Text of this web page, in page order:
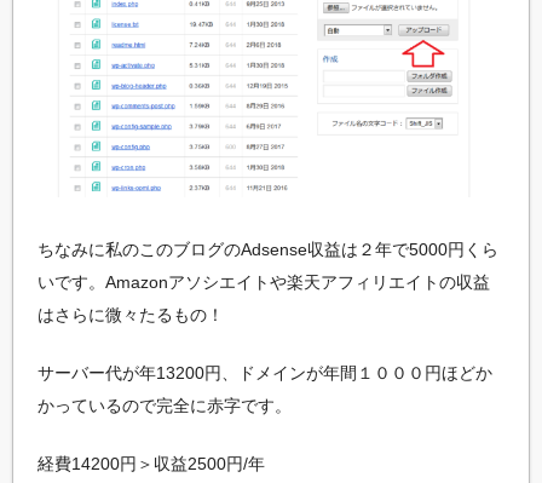
ちなみに私のこのブログのAdsense収益は２年で5000円くら
いです。Amazonアソシエイトや楽天アフィリエイトの収益
はさらに微々たるもの！
サーバー代が年13200円、ドメインが年間１０００円ほどか
かっているので完全に赤字です。
経費14200円＞収益2500円/年